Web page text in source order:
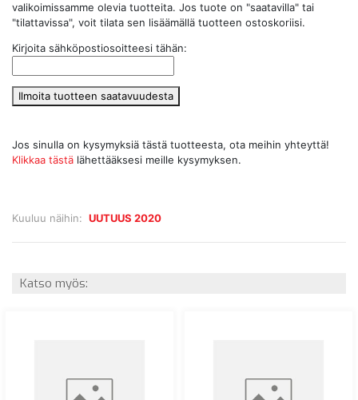
Kuuluu näihin: UUTUUS 2020
valikoimissamme olevia tuotteita. Jos tuote on "saatavilla" tai
"tilattavissa", voit tilata sen lisäämällä tuotteen ostoskoriisi.
Kirjoita sähköpostiosoitteesi tähän:
Ilmoita tuotteen saatavuudesta
Jos sinulla on kysymyksiä tästä tuotteesta, ota meihin yhteyttä!
Klikkaa tästä lähettääksesi meille kysymyksen.
Katso myös: